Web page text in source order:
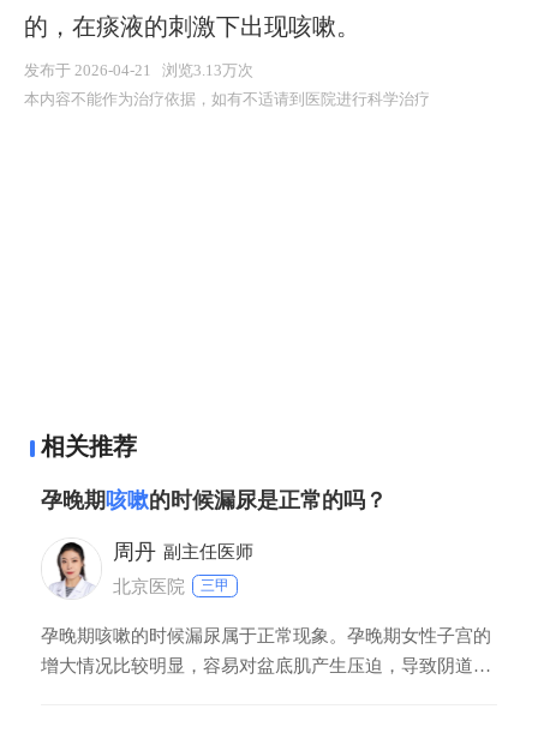
的，在痰液的刺激下出现咳嗽。
发布于 2026-04-21 浏览3.13万次
本内容不能作为治疗依据，如有不适请到医院进行科学治疗
相关推荐
孕晚期咳嗽的时候漏尿是正常的吗？
周丹 副主任医师
北京医院
三甲
孕晚期咳嗽的时候漏尿属于正常现象。孕晚期女性子宫的
增大情况比较明显，容易对盆底肌产生压迫，导致阴道前